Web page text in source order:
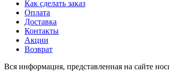
Как сделать заказ
Оплата
Доставка
Контакты
Акции
Возврат
Вся информация, представленная на сайте